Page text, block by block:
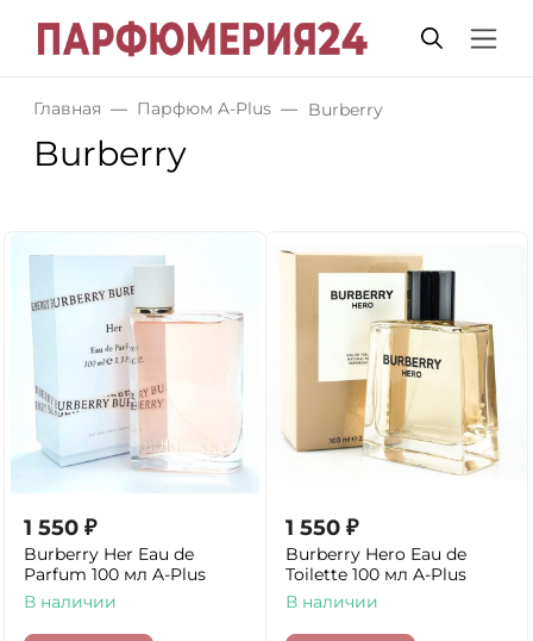
Главная Парфюм A-Plus Burberry
Burberry
1 550 ₽
Burberry Her Eau de
Parfum 100 мл A-Plus
В наличии
1 550 ₽
Burberry Hero Eau de
Toilette 100 мл A-Plus
В наличии